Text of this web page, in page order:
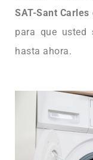
SAT-Sant Carles
para que usted
hasta ahora.